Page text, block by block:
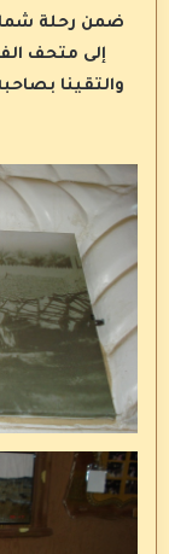
إلى متحف
والتقينا